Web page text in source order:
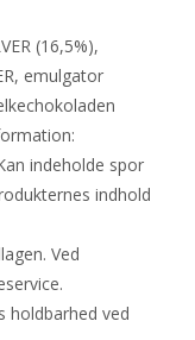
(16,5%),
emulgator
indeholde spor
indhold
Ved
holdbarhed ved